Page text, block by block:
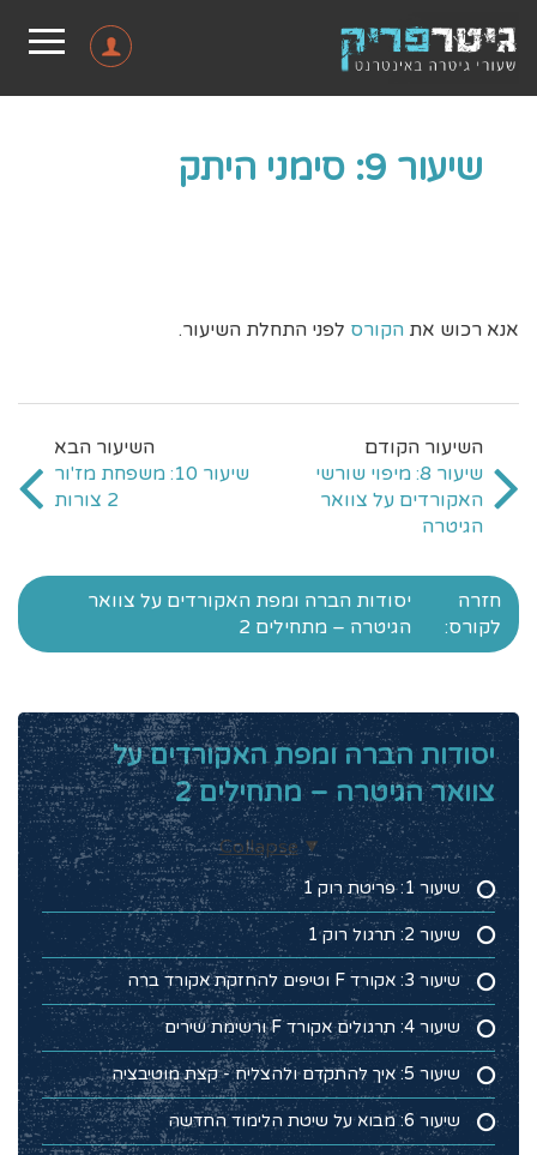
שיעור 9: סימני היתק
אנא רכוש את הקורס לפני התחלת השיעור.
שיעור 8: מיפוי שורשי
האקורדים על צוואר
הגיטרה
שיעור 10: משפחת מז'ור
2 צורות
חזרה
לקורס:
יסודות הברה ומפת האקורדים על צוואר
הגיטרה – מתחילים 2
יסודות הברה ומפת האקורדים על
צוואר הגיטרה – מתחילים 2
Collapse
שיעור 1: פריטת רוק 1
שיעור 2: תרגול רוק 1
שיעור 3: אקורד F וטיפים להחזקת אקורד ברה
שיעור 4: תרגולים אקורד F ורשימת שירים
שיעור 5: איך להתקדם ולהצליח - קצת מוטיבציה
שיעור 6: מבוא על שיטת הלימוד החדשה